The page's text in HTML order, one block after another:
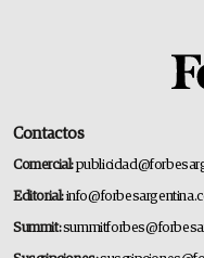
Contactos
Comercial:
Editorial:
Summit: